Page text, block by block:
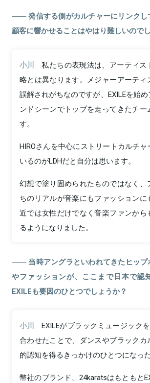
発信する側がカルチャーにリンクし
顧客に響かせることはやはり難しいので
小川
私たちの表現法は、アーティス
略とは異なります。メジャーアーティ
誤解されがちなのですが、EXILEを始
ンドシーンでトップを走ってきたチ
す。
HIROさんを中心にストリートカルチ
いるのがLDHだと自分は思います。
幻想で塗り固められたものではなく、
ちのリアルが音楽にもファッション
近では女性だけでなく音楽ファンから
るようになりました。
当時アングラといわれてきたヒッ
やファッションが、ここまで日本で認
EXILEも要因のひとつでしょうか？
小川
EXILEがブラックミュージック
合わせたことで、ダンスやブラックカ
的認知を得るきっかけのひとつになっ
幣社のブランド、24karatsはもともと